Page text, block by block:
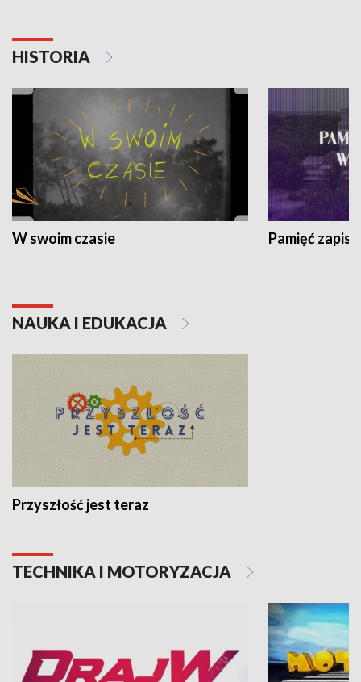
HISTORIA
W swoim czasie Pamięć
NAUKA I EDUKACJA
Przyszłość jest teraz
TECHNIKA I MOTORYZACJA